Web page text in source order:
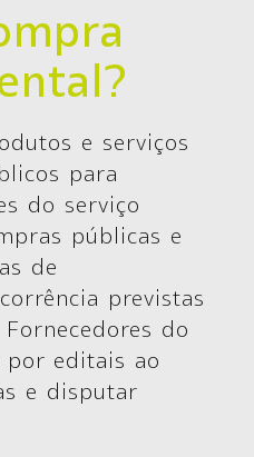
e serviços
para
do serviço
públicas e
de
previstas
Fornecedores do
editais ao
e disputar